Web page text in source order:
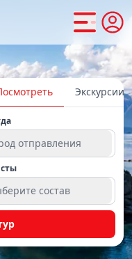
Экскурсии
отправления
состав